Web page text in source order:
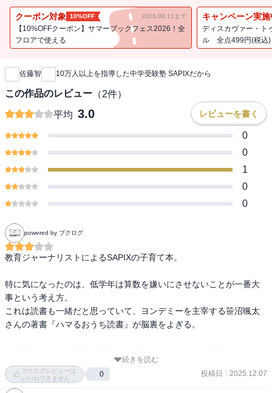
「算数力が勝手に伸びる」メソッドとは・・・・・・？
「数的センス」「図形センス」は経験で育まれる！
「うちの子、とくに算数が苦手でどうしたらいいの・・・・・・」
「私自身、算数が苦手だから、子どもも嫌いになってしまいそう。
「パズルやブロック遊びをしない子は、算数が苦手になってしまう
の?」
聞いています。
その中で、気づいたのが算数へのお悩みがじつに多いこと!
本書はそんなお悩みの声から生まれました。
・「算数」にひらめきは必要？
・ブロックや折り紙で遊べば、立体図形の感覚がつかめる？
・「間違い探し」や「ナンバープレイス」で遊んだほうがいい？
このような素朴な疑問や算数を嫌いにさせないために親ができるこ
とについて、SAPIXで算数を担当されている先生にお聞きしました。
SAPIXの先生と話をする中で、「算数を嫌いにさせない」ためには、
そこで、算数と初めて接する「未就学児」「低学年」をキーワード
にひも解いていきます。
本書は、算数の問題をバリバリ解いていくわけではありません。ま
クーポン対象 10%OFF 2026.08.11まで
【10%OFFクーポン】サマーブックフェス2026！全
フロアで使える
キャンペーン実施
ディスカヴァー・ト
ル 全点499円(税込)
新刊通知
佐藤智 10万人以上を指導した中学受験塾 SAPIXだから
この作品のレビュー （2件）
平均 3.0 レビューを書く
0
0
1
0
0
powered by ブクログ
教育ジャーナリストによるSAPIXの子育て本。
特に気になったのは、低学年は算数を嫌いにさせないことが一番大
事という考え方。
これは読書も一緒だと思っていて、ヨンデミーを主宰する笹沼颯太
さんの著書『ハマるおうち読書』が脳裏をよぎる。
しれない。
続きを読む
ブクログレビューは
いいねできません
0 投稿日 : 2025.12.07